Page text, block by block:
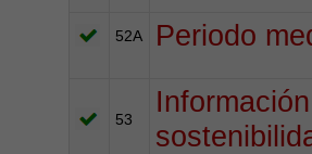
52A Periodo
53